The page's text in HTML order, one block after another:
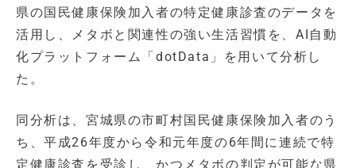
県の国民健康保険加入者の特定健康診査のデータを
活用し、メタボと関連性の強い生活習慣を、AI自動
化プラットフォーム「dotData」を用いて分析し
た。
同分析は、宮城県の市町村国民健康保険加入者のう
ち、平成26年度から令和元年度の6年間に連続で特
定健康診査を受診し、かつメタボの判定が可能な県